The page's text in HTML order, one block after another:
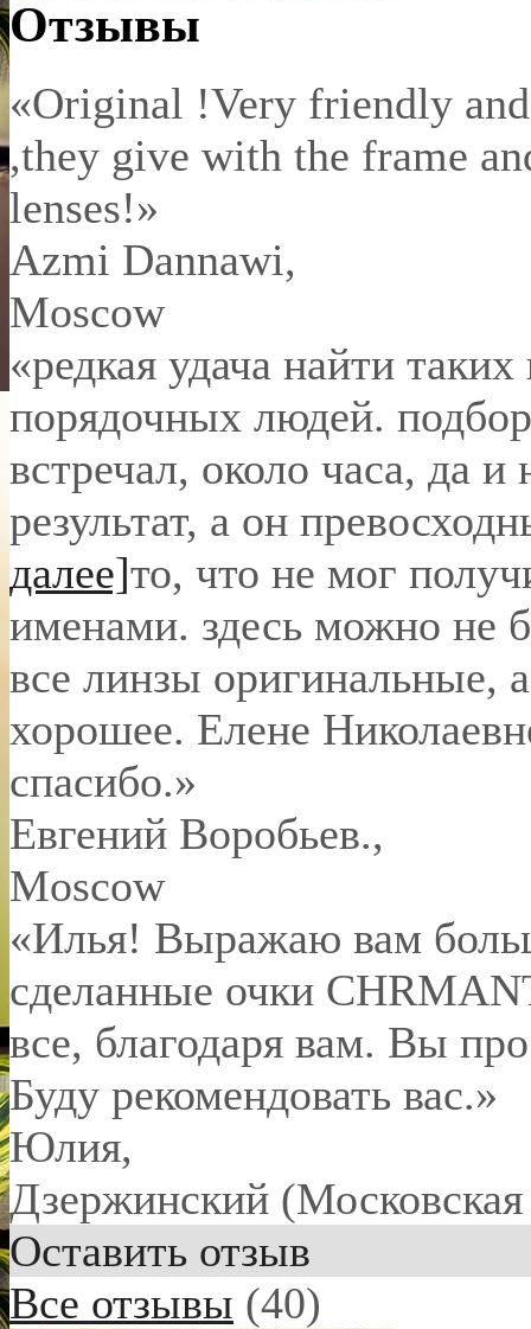
Отзывы
«Original !Very friendly
,they give with the frame
lenses!»
Azmi Dannawi,
Moscow
«редкая удача найти
порядочных людей.
встречал, около часа, да и
результат, а он
далее]то, что не мог
именами. здесь можно не
все линзы оригинальные,
хорошее. Елене
спасибо.»
Евгений Воробьев.,
Moscow
«Илья! Выражаю вам
сделанные очки
все, благодаря вам. Вы
Буду рекомендовать вас.»
Юлия,
Дзержинский (Московская
Оставить отзыв
Все отзывы (40)